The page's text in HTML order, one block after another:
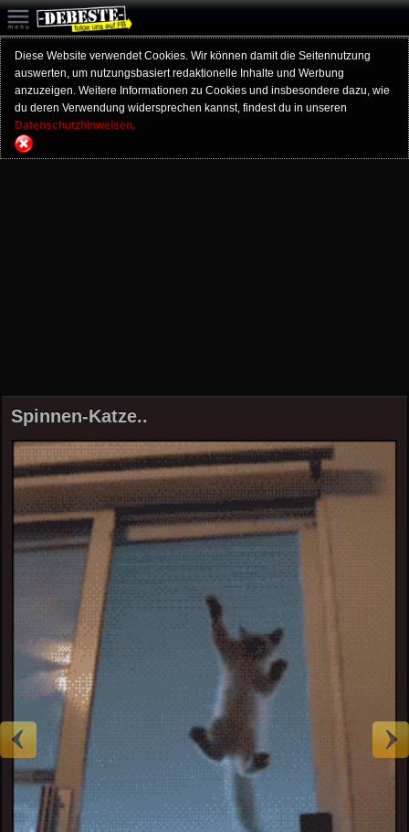
Diese Website verwendet Cookies. Wir können damit die Seitennutzung
auswerten, um nutzungsbasiert redaktionelle Inhalte und Werbung
anzuzeigen. Weitere Informationen zu Cookies und insbesondere dazu, wie
du deren Verwendung widersprechen kannst, findest du in unseren
Datenschutzhinweisen.
Spinnen-Katze..